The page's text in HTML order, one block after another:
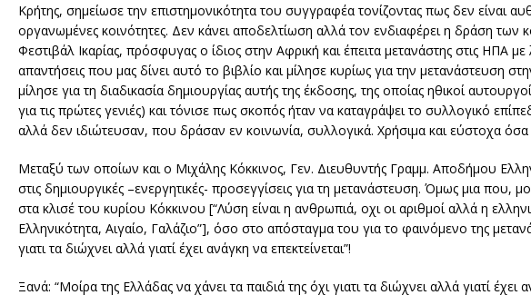
Κρήτης, σημείωσε την επιστημονικότητα του συγγραφέα τονίζοντας πως δεν είναι
οργανωμένες κοινότητες. Δεν κάνει αποδελτίωση αλλά τον ενδιαφέρει η δράση
Φεστιβάλ Ικαρίας, πρόσφυγας ο ίδιος στην Αφρική και έπειτα μετανάστης στις ΗΠΑ
απαντήσεις που μας δίνει αυτό το βιβλίο και μίλησε κυρίως για την μετανάστευση
μίλησε για τη διαδικασία δημιουργίας αυτής της έκδοσης, της οποίας ηθικοί
για τις πρώτες γενιές) και τόνισε πως σκοπός ήταν να καταγράψει το συλλογικό
αλλά δεν ιδιώτευσαν, που δράσαν εν κοινωνία, συλλογικά. Χρήσιμα και εύστοχα όσα
Μεταξύ των οποίων και ο Μιχάλης Κόκκινος, Γεν. Διευθυντής Γραμμ. Αποδήμου
στις δημιουργικές –ενεργητικές- προσεγγίσεις για τη μετανάστευση. Όμως μια που,
στα κλισέ του κυρίου Κόκκινου [“Λύση είναι η ανθρωπιά, οχι οι αριθμοί αλλά η
Ελληνικότητα, Αιγαίο, Γαλάζιο”], όσο στο απόσταγμα του για το φαινόμενο της
γιατι τα διώχνει αλλά γιατί έχει ανάγκη να επεκτείνεται”!
Ξανά: “Μοίρα της Ελλάδας να χάνει τα παιδιά της όχι γιατι τα διώχνει αλλά γιατί έχει